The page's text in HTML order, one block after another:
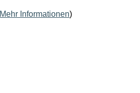
Mehr Informationen)